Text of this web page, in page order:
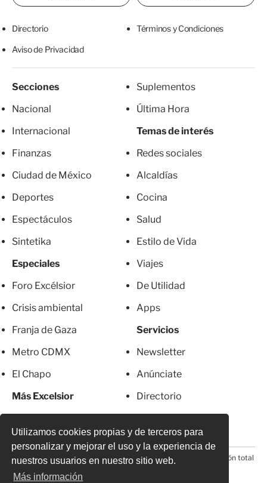
Utilizamos cookies propias y de terceros para
personalizar y mejorar el uso y la experiencia de
nuestros usuarios en nuestro sitio web.
Más información
Directorio Términos y Condiciones
Aviso de Privacidad
Secciones
Nacional
Internacional
Finanzas
Ciudad de México
Deportes
Espectáculos
Sintetika
Especiales
Foro Excélsior
Crisis ambiental
Franja de Gaza
Metro CDMX
El Chapo
Más Excelsior
Suplementos
Última Hora
Temas de interés
Redes sociales
Alcaldías
Cocina
Salud
Estilo de Vida
Viajes
De Utilidad
Apps
Servicios
Newsletter
Anúnciate
Directorio
© 2026 Todos los derechos reservados. Prohibida la reproducción total
o parcial, incluyendo cualquier medio electrónico*